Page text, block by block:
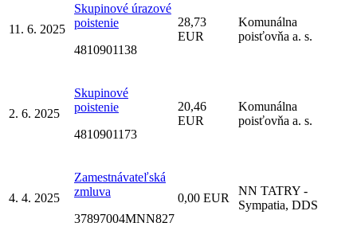
11. 6. 2025
Skupinové úrazové
poistenie
4810901138
28,73
EUR
Komunálna
poisťovňa a. s.
2. 6. 2025
Skupinové
poistenie
4810901173
20,46
EUR
Komunálna
poisťovňa a. s.
4. 4. 2025
Zamestnávateľská
zmluva
37897004MNN827
0,00 EUR
NN TATRY -
Sympatia, DDS